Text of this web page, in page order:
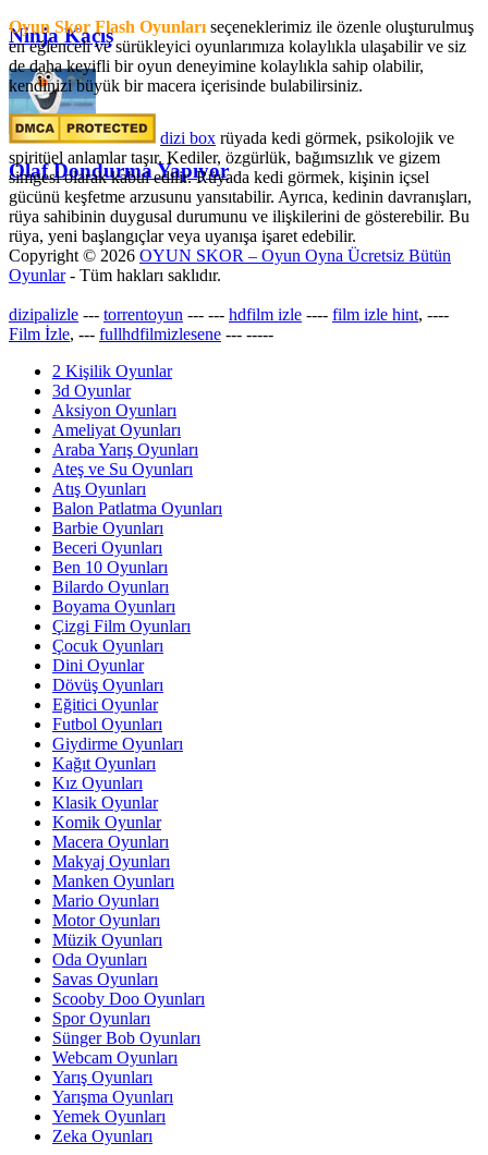
Ninja Kaçış
Olaf Dondurma Yapıyor
Oyun Skor Flash Oyunları seçeneklerimiz ile özenle oluşturulmuş
en eğlenceli ve sürükleyici oyunlarımıza kolaylıkla ulaşabilir ve siz
de daha keyifli bir oyun deneyimine kolaylıkla sahip olabilir,
kendinizi büyük bir macera içerisinde bulabilirsiniz.
dizi box rüyada kedi görmek​, psikolojik ve
spiritüel anlamlar taşır. Kediler, özgürlük, bağımsızlık ve gizem
simgesi olarak kabul edilir. Rüyada kedi görmek, kişinin içsel
gücünü keşfetme arzusunu yansıtabilir. Ayrıca, kedinin davranışları,
rüya sahibinin duygusal durumunu ve ilişkilerini de gösterebilir. Bu
rüya, yeni başlangıçlar veya uyanışa işaret edebilir.
Copyright © 2026 OYUN SKOR – Oyun Oyna Ücretsiz Bütün
Oyunlar- Tüm hakları saklıdır.
dizipalizle --- torrentoyun --- --- hdfilm izle ---- film izle hint, ----
Film İzle, --- fullhdfilmizlesene --- -----
2 Kişilik Oyunlar
3d Oyunlar
Aksiyon Oyunları
Ameliyat Oyunları
Araba Yarış Oyunları
Ateş ve Su Oyunları
Atış Oyunları
Balon Patlatma Oyunları
Barbie Oyunları
Beceri Oyunları
Ben 10 Oyunları
Bilardo Oyunları
Boyama Oyunları
Çizgi Film Oyunları
Çocuk Oyunları
Dini Oyunlar
Dövüş Oyunları
Eğitici Oyunlar
Futbol Oyunları
Giydirme Oyunları
Kağıt Oyunları
Kız Oyunları
Klasik Oyunlar
Komik Oyunlar
Macera Oyunları
Makyaj Oyunları
Manken Oyunları
Mario Oyunları
Motor Oyunları
Müzik Oyunları
Oda Oyunları
Savas Oyunları
Scooby Doo Oyunları
Spor Oyunları
Sünger Bob Oyunları
Webcam Oyunları
Yarış Oyunları
Yarışma Oyunları
Yemek Oyunları
Zeka Oyunları